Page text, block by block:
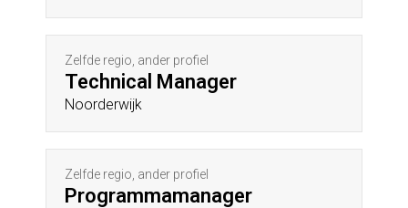
Zelfde regio, ander profiel
Technical Manager
Noorderwijk
Zelfde regio, ander profiel
Programmamanager